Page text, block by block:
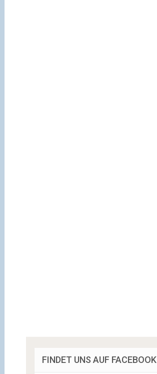
FINDET UNS AUF FACEBOOK